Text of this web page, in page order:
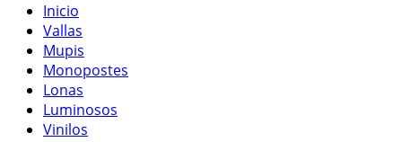
Inicio
Vallas
Mupis
Monopostes
Lonas
Luminosos
Vinilos